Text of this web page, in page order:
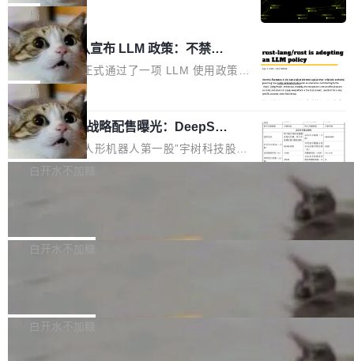
链企业和开发者，邀请行业专家与资深技术顾
问，围绕开源鸿蒙技术能力、设备适配、芯片适
配、功耗与稳定性调优、兼容性测评及统一互联
等内容展开系统讲解和实战交流，帮助企业进一
步了解开源鸿蒙在智能...
恢复，大约 12 小时。 这是 2026 年 8 月的第六
起事故，其中四起与 AI/Copilot 服务相关。 Git
Hub 员工 kdaigle 在 HN 讨论中贴出了一组数
据：2025 年全年 10 亿次 commit。现在，每周
2.75 亿次，全年预计 140 亿次。GitHub...
专家基线
的编程 Agent Harness，核心设计围绕两个抽
象：Recursive Language Model（RLM）和 C
ontinual Harness。在 ARC-AGI 3 基准测试
上，Prime Agent + Opus 5 的组合达到了 95.
5% RHAE Best@1，超过了 ARC 报告的人类专
家基线 95.4%。 不是又一个 coding agent 包装
器 Prime Agent 的架构和市面上大多数 coding
agent 有本质区别。大多数 agent harness 的设
计是基于早期模型的能力—...
局
Rust 项目团队宣布 LLM 政策：不禁
止，但你要承认哪些代码不是你写的
Rust 语言项目正式通过了一项 LLM 使用政策，
覆盖 rust-lang/rust 单一仓库的代码贡献。这不
是项目级别的官方立场，目前由五个团队采纳，
但它可能是主流开源项目中关于 AI 辅助贡献最
细致的一份规则。 政策的核心只有一句话：LLM
可以用来分析、提炼、审阅、建议，但不能用来
不得生成涉及安全性的关键变更，除非作者本身
局
宇树科技 IPO 战略配售曝光：DeepSe
ek 获配 93.3 万股，锁定 36 个月
8月6日晚间，“人形机器人第一股”宇树科技股份
有限公司披露IPO发行价格及战略配售结果，杭
36个月。 公告显示，本次宇树科技战略配售对
员工参与设立的专项资产管理计划。其中，Dee
白开水不加糖
Bug fixes and enhancements 修复多次传递同
一个回归问题，该问题导致拉取镜像时会拒绝包
白开水不加糖
e 孵化器项目管理委员会（IPMC）投票中获得
白开水不加糖